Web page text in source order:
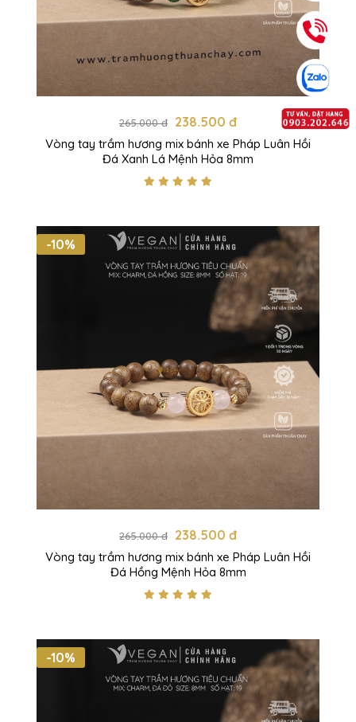
265.000 đ 238.500 đ
Vòng tay trầm hương mix bánh xe Pháp Luân Hồi
Đá Xanh Lá Mệnh Hỏa 8mm
-10%
265.000 đ 238.500 đ
Vòng tay trầm hương mix bánh xe Pháp Luân Hồi
Đá Hồng Mệnh Hỏa 8mm
-10%